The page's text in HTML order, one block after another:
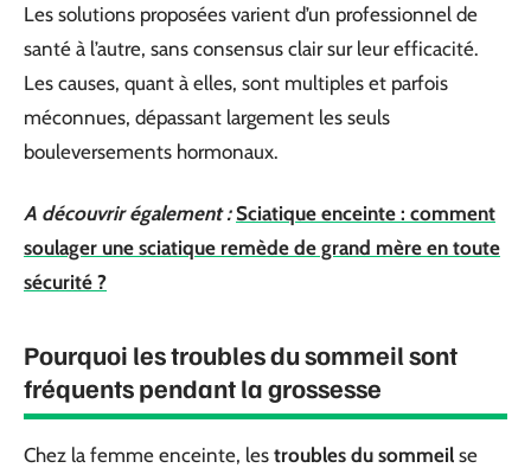
Les solutions proposées varient d’un professionnel de
santé à l’autre, sans consensus clair sur leur efficacité.
Les causes, quant à elles, sont multiples et parfois
méconnues, dépassant largement les seuls
bouleversements hormonaux.
A découvrir également : Sciatique enceinte : comment
soulager une sciatique remède de grand mère en toute
sécurité ?
Pourquoi les troubles du sommeil sont
fréquents pendant la grossesse
Chez la femme enceinte, les troubles du sommeil se